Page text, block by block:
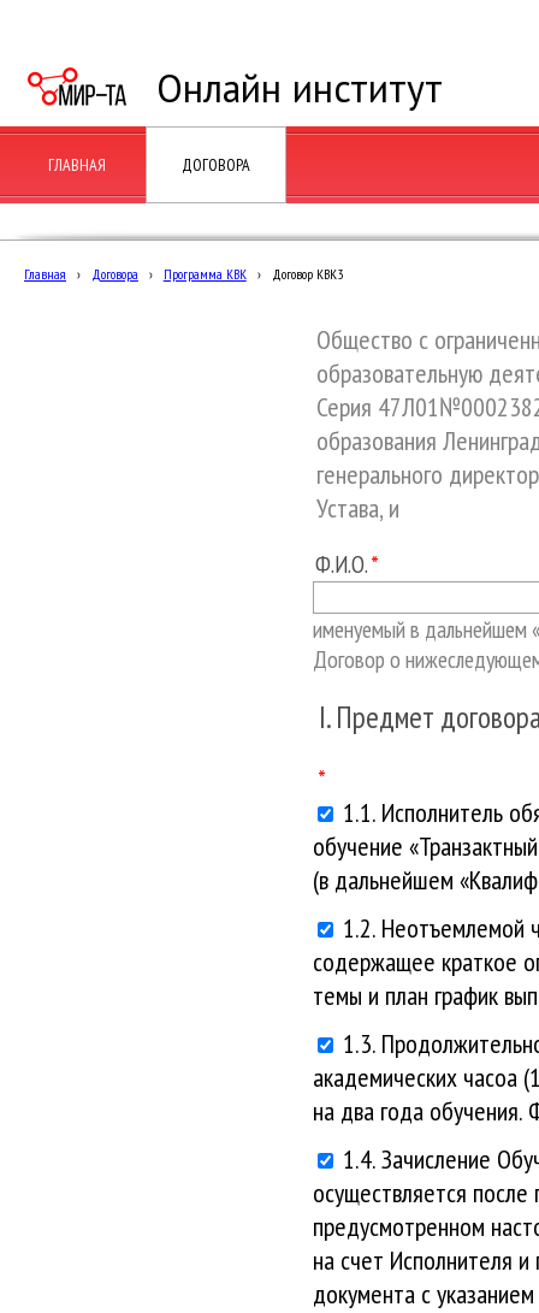
Онлайн институт
ГЛАВНАЯ ДОГОВОРА
Главная › Договора › Программа КВК › Договор КВК3
Общество с
образовательную
Серия
образования
генерального
Устава, и
Ф.И.О.
именуемый в дальнейшем
Договор о
I. Предмет
1.1. Исполнитель
обучение
(в дальнейшем
1.2. Неотъемлемой
содержащее краткое
темы и план график
1.3.
академических часоа
на два года
1.4. Зачисление
осуществляется
предусмотренном
на счет Исполнителя
документа с